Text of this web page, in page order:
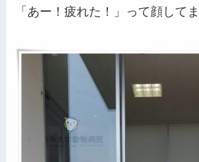
「あー！疲れた！」って顔してま